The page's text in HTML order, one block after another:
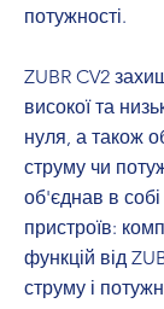
потужності.
ZUBR CV2
високої та
нуля, а також
струму чи
об'єднав в
пристроїв:
функцій від
струму і